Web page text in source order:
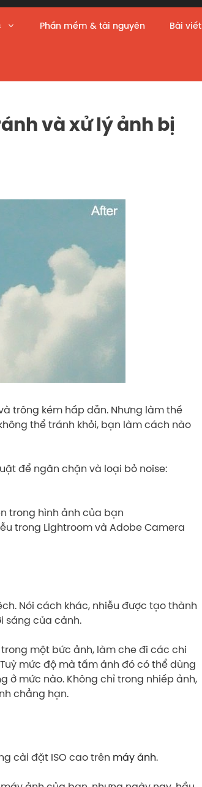
Phần mềm & tài nguyên Bài viết
và xử lý ảnh bị
trông kém hấp dẫn. Nhưng làm thế
thể tránh khỏi, bạn làm cách nào
để ngăn chặn và loại bỏ noise:
trong hình ảnh của bạn
trong Lightroom và Adobe Camera
Nói cách khác, nhiễu được tạo thành
sáng của cảnh.
một bức ảnh, làm che đi các chi
mức độ mà tấm ảnh đó có thể dùng
ở mức nào. Không chỉ trong nhiếp ảnh,
chẳng hạn.
cài đặt ISO cao trên máy ảnh.